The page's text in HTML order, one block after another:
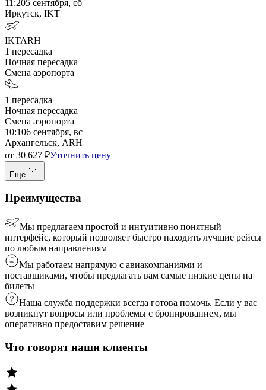
11:205 сентября, сб
Иркутск, IKT
IKTARH
1 пересадка
Ночная пересадка
Смена аэропорта
1 пересадка
Ночная пересадка
Смена аэропорта
10:106 сентября, вс
Архангельск, ARH
от 30 627 ₽Уточнить цену
Еще
Преимущества
Мы предлагаем простой и интуитивно понятный
интерфейс, который позволяет быстро находить лучшие рейсы
по любым направлениям
Мы работаем напрямую с авиакомпаниями и
поставщиками, чтобы предлагать вам самые низкие цены на
билеты
Наша служба поддержки всегда готова помочь. Если у вас
возникнут вопросы или проблемы с бронированием, мы
оперативно предоставим решение
Что говорят наши клиенты